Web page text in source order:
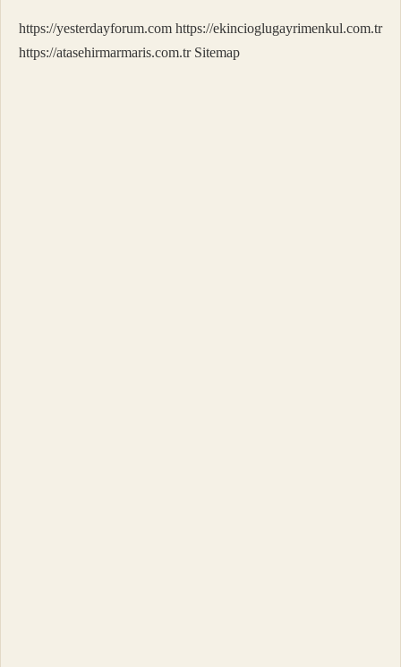
https://yesterdayforum.com https://ekincioglugayrimenkul.com.tr
https://atasehirmarmaris.com.tr Sitemap